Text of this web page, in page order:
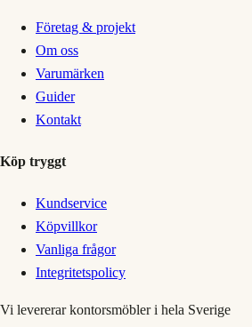
Företag & projekt
Om oss
Varumärken
Guider
Kontakt
Köp tryggt
Kundservice
Köpvillkor
Vanliga frågor
Integritetspolicy
Vi levererar kontorsmöbler i hela Sverige